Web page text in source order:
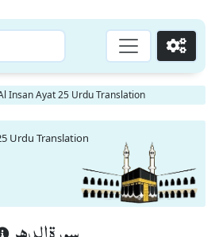
Go
Insan Ayat 25 Urdu Translation
Urdu Translation